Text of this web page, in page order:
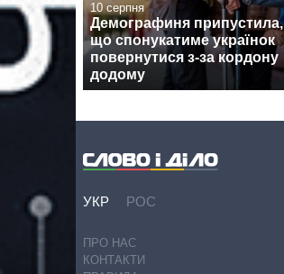
10 серпня
Демографиня припустила,
що спонукатиме українок
повернутися з-за кордону
додому
УКР РОС
ПРО НАС
КОНТАКТИ